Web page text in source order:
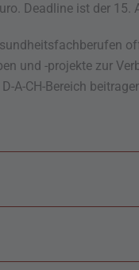
Deadline ist der 15.
und -projekte zur
A-CH-Bereich